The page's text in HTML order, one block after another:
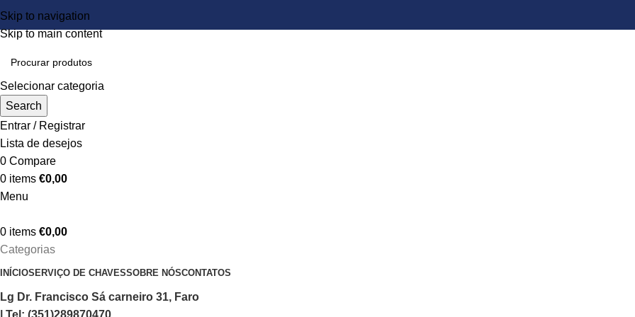
Skip to navigation
Skip to main content
Selecionar categoria
Search
Entrar / Registrar
Lista de desejos
0 Compare
0 items €0,00
Menu
0 items €0,00
Categorias
INÍCIOSERVIÇO DE CHAVESSOBRE NÓSCONTATOS
Lg Dr. Francisco Sá carneiro 31, Faro
| Tel: (351)289870470